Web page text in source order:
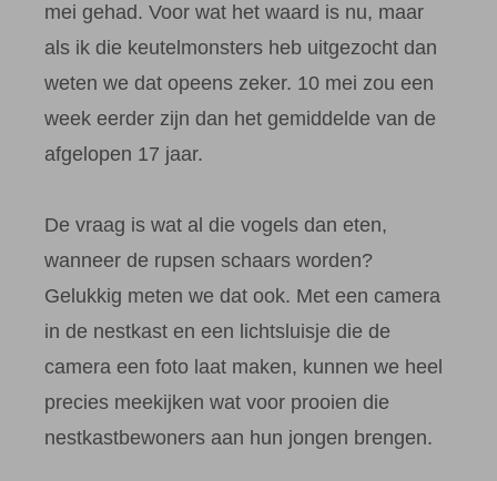
mei gehad. Voor wat het waard is nu, maar
als ik die keutelmonsters heb uitgezocht dan
weten we dat opeens zeker. 10 mei zou een
week eerder zijn dan het gemiddelde van de
afgelopen 17 jaar.
De vraag is wat al die vogels dan eten,
wanneer de rupsen schaars worden?
Gelukkig meten we dat ook. Met een camera
in de nestkast en een lichtsluisje die de
camera een foto laat maken, kunnen we heel
precies meekijken wat voor prooien die
nestkastbewoners aan hun jongen brengen.